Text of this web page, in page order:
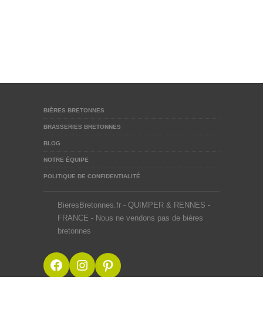
BIÈRES BRETONNES
BRASSERIES BRETONNES
BLOG
NOTRE ÉQUIPE
POLITIQUE DE CONFIDENTIALITÉ
BieresBretonnes.fr - QUIMPER & RENNES -
FRANCE - Nous ne vendons pas de bières
bretonnes
Facebook
Instagram
Pinterest